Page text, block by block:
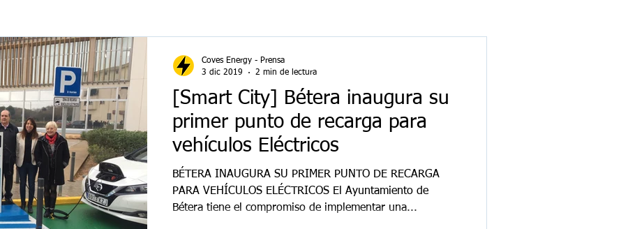
[Smart City] Bétera inaugura su
primer punto de recarga para
vehículos Eléctricos
BÉTERA INAUGURA SU PRIMER PUNTO DE RECARGA
PARA VEHÍCULOS ELÉCTRICOS El Ayuntamiento de
Bétera tiene el compromiso de implementar una...
Coves Energy - Prensa
3 dic 2019
2 min de lectura